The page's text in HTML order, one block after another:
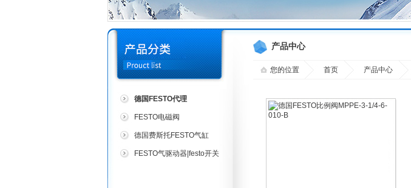
德国FESTO代理
FESTO电磁阀
德国费斯托FESTO气缸
FESTO气驱动器|festo开关
产品中心
您的位置 首页 产品中心